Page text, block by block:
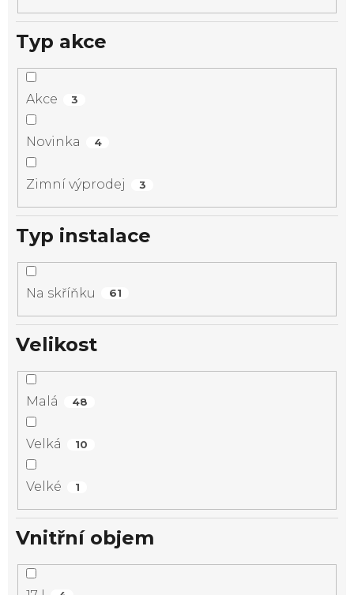
Typ akce
Akce 3
Novinka 4
Zimní výprodej 3
Typ instalace
Na skříňku 61
Velikost
Malá 48
Velká 10
Velké 1
Vnitřní objem